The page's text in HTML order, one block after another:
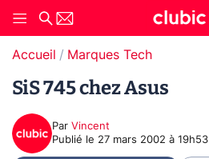
Accueil Marques Tech
SiS 745 chez Asus
Par Vincent
Publié le 27 mars 2002 à 19h53